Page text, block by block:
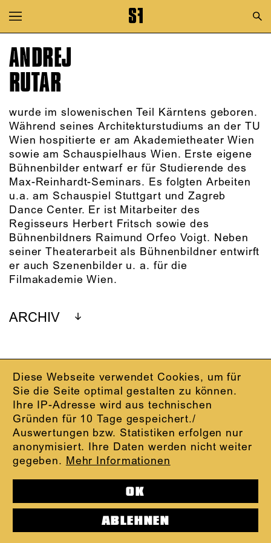
Zur Hauptnavigation springen
Zum Hauptinhalt springen
Zum Footer springen
Diese Webseite verwendet Cookies, um für
Sie die Seite optimal gestalten zu können.
Ihre IP-Adresse wird aus technischen
Gründen für 10 Tage gespeichert./
Auswertungen bzw. Statistiken erfolgen nur
anonymisiert. Ihre Daten werden nicht weiter
gegeben. Mehr Informationen
OK
ABLEHNEN
ANDREJ
RUTAR
wurde im slowenischen Teil Kärntens geboren.
Während seines Architekturstudiums an der TU
Wien hospitierte er am Akademietheater Wien
sowie am Schauspielhaus Wien. Erste eigene
Bühnenbilder entwarf er für Studierende des
Max-Reinhardt-Seminars. Es folgten Arbeiten
u.a. am Schauspiel Stuttgart und Zagreb
Dance Center. Er ist Mitarbeiter des
Regisseurs Herbert Fritsch sowie des
Bühnenbildners Raimund Orfeo Voigt. Neben
seiner Theaterarbeit als Bühnenbildner entwirft
er auch Szenenbilder u. a. für die
Filmakademie Wien.
ARCHIV
IMPRESSUM
DATENSCHUTZ
AGB
KONTAKT
ABO-LOGIN
PRESSE
NEWSLETTER
AUDIOFORMATE
069.212.49.49.4